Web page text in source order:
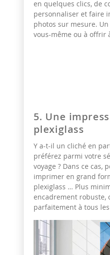
en quelques clics, de
personnaliser et faire
photos sur mesure.
vous-même ou à offrir
5. Une
plexiglass
Y a-t-il un cliché en
préférez parmi votre
voyage ? Dans ce cas,
imprimer en grand
plexiglass … Plus
encadrement robuste,
parfaitement à tous